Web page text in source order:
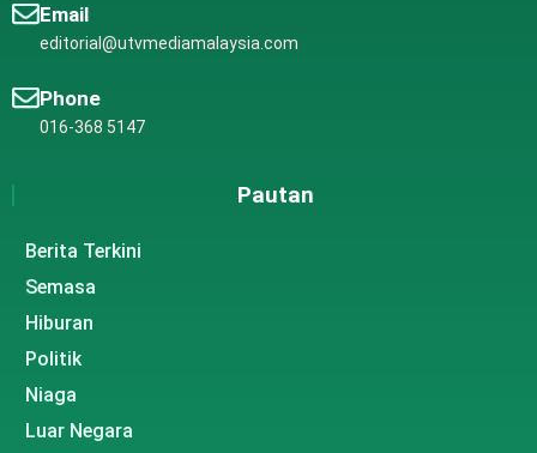
Email
editorial@utvmediamalaysia.com
Phone
016-368 5147
Pautan
Berita Terkini
Semasa
Hiburan
Politik
Niaga
Luar Negara